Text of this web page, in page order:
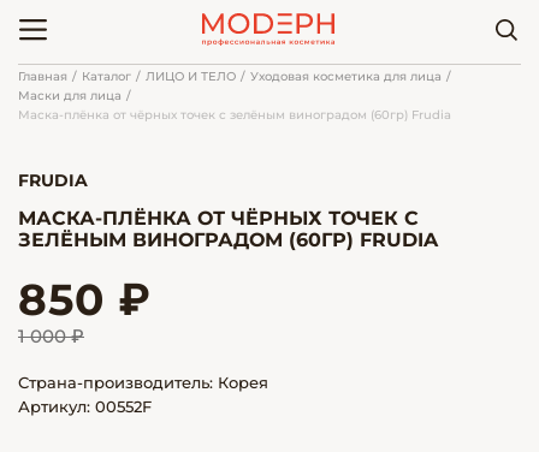
Главная Каталог ЛИЦО И ТЕЛО
Уходовая косметика для лица
Маски для лица
Маска-плёнка от чёрных точек с зелёным виноградом (60гр) Frudia
FRUDIA
МАСКА-ПЛЁНКА ОТ ЧЁРНЫХ ТОЧЕК С
ЗЕЛЁНЫМ ВИНОГРАДОМ (60ГР) FRUDIA
850 ₽
1 000 ₽
Страна-производитель: Корея
Артикул: 00552F